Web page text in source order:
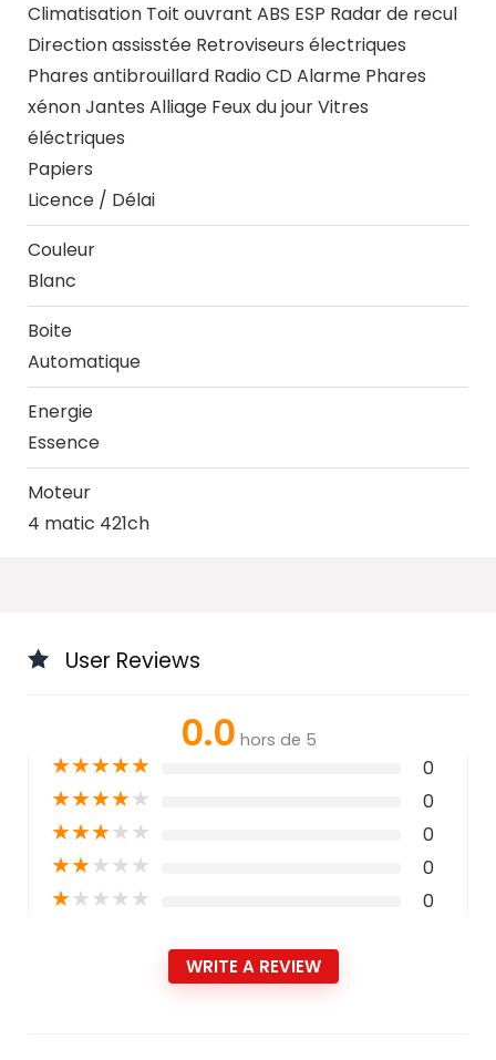
Climatisation Toit ouvrant ABS ESP Radar de recul
Direction assisstée Retroviseurs électriques
Phares antibrouillard Radio CD Alarme Phares
xénonJantes Alliage Feux du jourVitres
éléctriques
Papiers
Licence / Délai
Couleur
Blanc
Boite
Automatique
Energie
Essence
Moteur
4 matic 421ch
User Reviews
0.0 hors de 5
★★★★★ 0
★★★★★ 0
★★★★★ 0
★★★★★ 0
★★★★★ 0
WRITE A REVIEW